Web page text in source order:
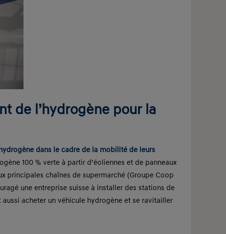
de l’hydrogène pour la
dans le cadre de la mobilité de leurs
100 % verte à partir d’éoliennes et de panneaux
principales chaînes de supermarché (Groupe Coop
une entreprise suisse à installer des stations de
acheter un véhicule hydrogène et se ravitailler